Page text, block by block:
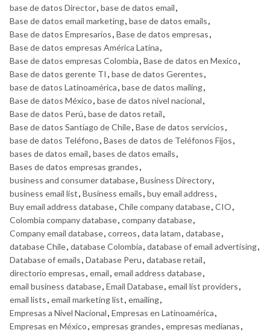
base de datos Director, base de datos email,
Base de datos email marketing, base de datos emails,
Base de datos Empresarios, Base de datos empresas,
Base de datos empresas América Latina,
Base de datos empresas Colombia, Base de datos en Mexico,
Base de datos gerente TI , base de datos Gerentes,
base de datos Latinoamérica, base de datos mailing,
Base de datos México, base de datos nivel nacional,
Base de datos Perú, base de datos retail,
Base de datos Santiago de Chile, Base de datos servicios,
base de datos Teléfono, Bases de datos de Teléfonos Fijos,
bases de datos email, bases de datos emails,
Bases de datos empresas grandes,
business and consumer database, Business Directory,
business email list, Business emails, buy email address,
Buy email address database, Chile company database, CIO,
Colombia company database, company database,
Company email database, correos, data latam, database,
database Chile, database Colombia, database of email advertising,
Database of emails, Database Peru, database retail,
directorio empresas, email, email address database,
email business database, Email Database, email list providers,
email lists, email marketing list, emailing,
Empresas a Nivel Nacional, Empresas en Latinoamérica,
Empresas en México, empresas grandes, empresas medianas,